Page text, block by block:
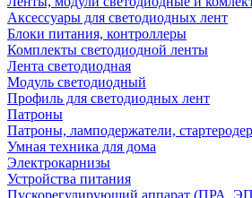
Аксессуары для светодиодных лент
Блоки питания, контроллеры
Комплекты светодиодной ленты
Лента светодиодная
Модуль светодиодный
Профиль для светодиодных лент
Патроны
Патроны, ламподержатели,
Умная техника для дома
Электрокарнизы
Устройства питания
Пускорегулирующий аппарат (ПРА,